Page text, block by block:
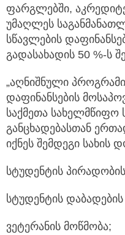
ფარგლებში,
უმაღლეს
სწავლების
გადასახადის 50 %-ს
„აღნიშნული
დაფინანსების
საქმეთა სახელმწიფო
განცხადებასთან
იქნეს შემდეგი სახის
სტუდენტის
სტუდენტის
ვეტერანის მოწმობა;